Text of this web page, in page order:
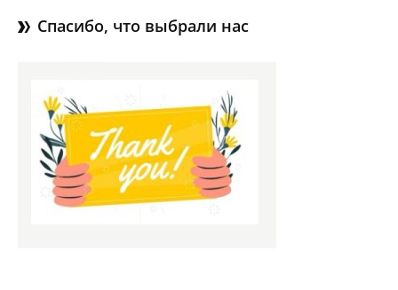
Спасибо, что выбрали нас